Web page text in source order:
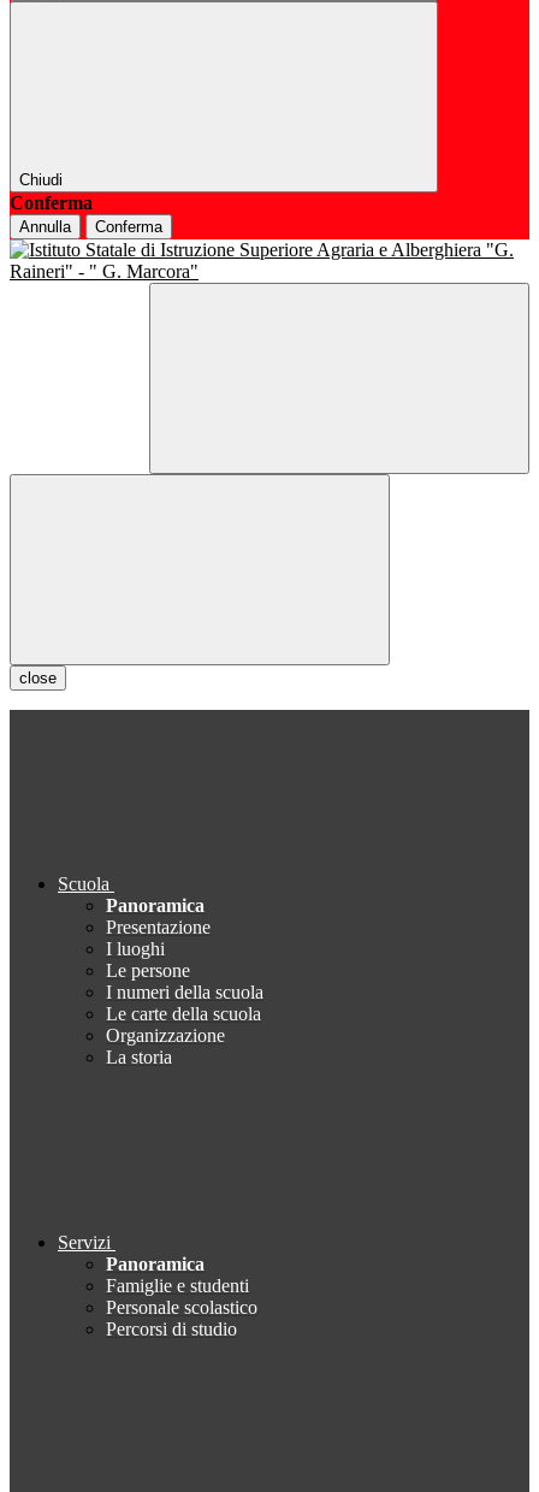
Chiudi
Conferma
Annulla Conferma
close
Scuola
Panoramica
Presentazione
I luoghi
Le persone
I numeri della scuola
Le carte della scuola
Organizzazione
La storia
Servizi
Panoramica
Famiglie e studenti
Personale scolastico
Percorsi di studio